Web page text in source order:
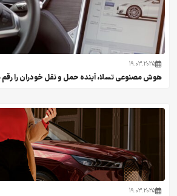
19.03.2025
هوش مصنوعی تسلا، آینده حمل و نقل خودران را رقم
19.03.2025